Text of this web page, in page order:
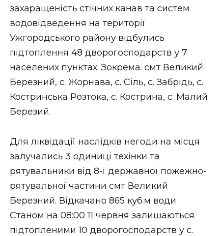
Втрачений Ужгород (відеоверсія)
ЗАКАРПАТСЬКІ НОВИНИ
НОВИНИ ЗАХІДНОЇ УКРАЇНИ
ФОТО
ВІДЕО
захаращеність стічних канав та систем
водовідведення на території
Ужгородського району відбулись
підтоплення 48 дворогосподарств у 7
населених пунктах. Зокрема: смт Великий
Березний, с. Жорнава, с. Сіль, с. Забрідь, с.
Костринська Розтока, с. Кострина, с. Малий
Березий.
Для ліквідації наслідків негоди на місця
залучались 3 одиниці техінки та
рятувальники від 8-ї державної пожежно-
рятувальної частини смт Великий
Березний. Відкачано 865 куб.м води.
Станом на 08:00 11 червня залишаються
підтопленими 10 дворогосподарств у с.